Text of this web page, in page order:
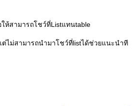
ให้สามารถโชว์ที่Listแทนtable
ไม่สามารถนำมาโชว์ที่listได้ช่วยแนะนำที